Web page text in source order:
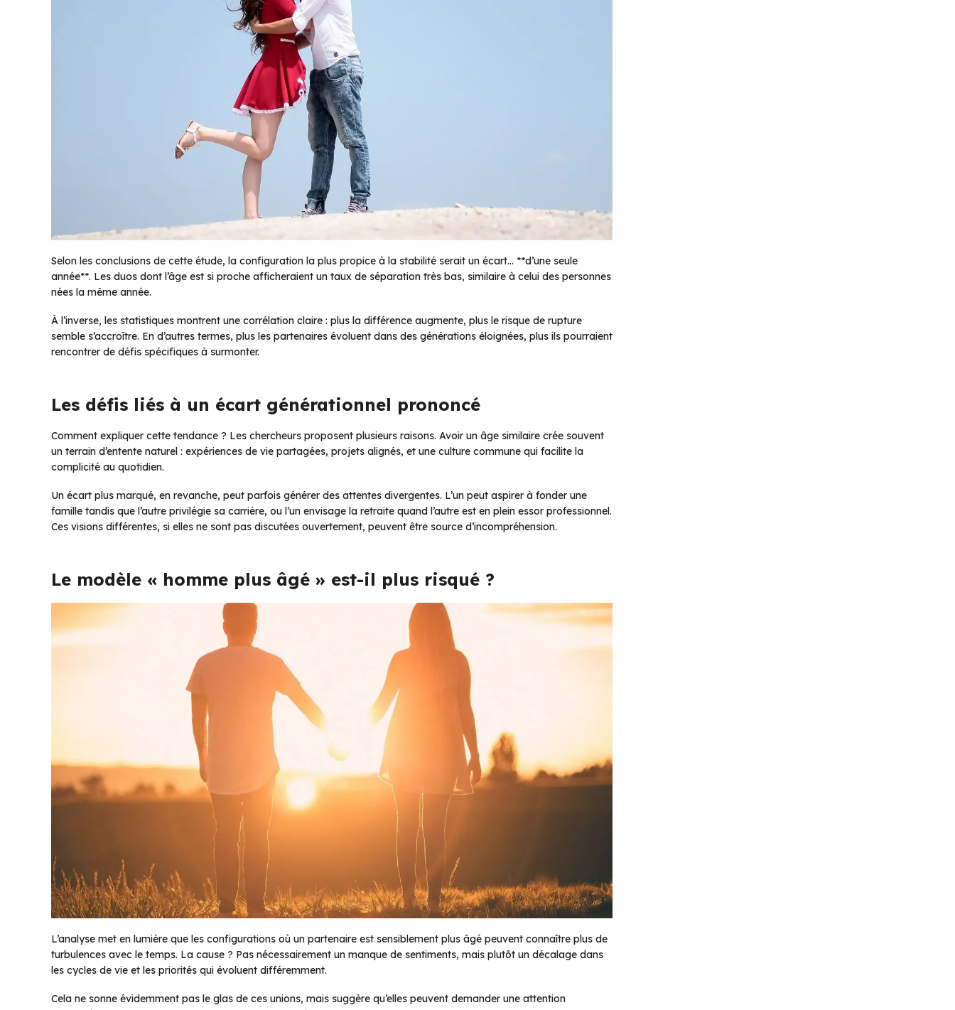
Selon les conclusions de cette étude, la configuration la plus propice à la stabilité serait un écart… **d’une seule
année**. Les duos dont l’âge est si proche afficheraient un taux de séparation très bas, similaire à celui des personnes
nées la même année.
À l’inverse, les statistiques montrent une corrélation claire : plus la différence augmente, plus le risque de rupture
semble s’accroître. En d’autres termes, plus les partenaires évoluent dans des générations éloignées, plus ils pourraient
rencontrer de défis spécifiques à surmonter.
Les défis liés à un écart générationnel prononcé
Comment expliquer cette tendance ? Les chercheurs proposent plusieurs raisons. Avoir un âge similaire crée souvent
un terrain d’entente naturel : expériences de vie partagées, projets alignés, et une culture commune qui facilite la
complicité au quotidien.
Un écart plus marqué, en revanche, peut parfois générer des attentes divergentes. L’un peut aspirer à fonder une
famille tandis que l’autre privilégie sa carrière, ou l’un envisage la retraite quand l’autre est en plein essor professionnel.
Ces visions différentes, si elles ne sont pas discutées ouvertement, peuvent être source d’incompréhension.
Le modèle « homme plus âgé » est-il plus risqué ?
L’analyse met en lumière que les configurations où un partenaire est sensiblement plus âgé peuvent connaître plus de
turbulences avec le temps. La cause ? Pas nécessairement un manque de sentiments, mais plutôt un décalage dans
les cycles de vie et les priorités qui évoluent différemment.
Cela ne sonne évidemment pas le glas de ces unions, mais suggère qu’elles peuvent demander une attention